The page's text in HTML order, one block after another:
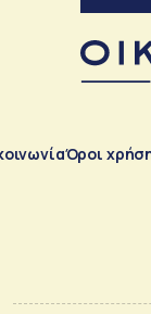
Όροι